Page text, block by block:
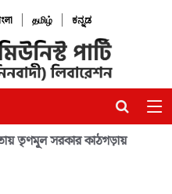
| தமிழ் | ಕನ್ನಡ
তৃণমূল সরকার কাঠগড়ায়